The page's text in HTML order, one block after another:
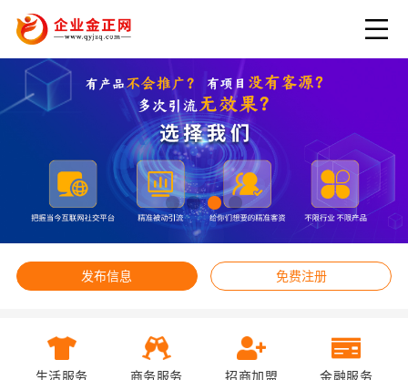
发布信息 免费注册
生活服务 商务服务 招商加盟 金融服务